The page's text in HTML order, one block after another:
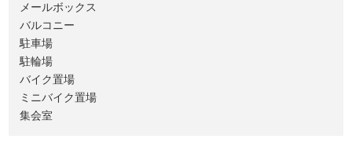
メールボックス
バルコニー
駐車場
駐輪場
バイク置場
ミニバイク置場
集会室